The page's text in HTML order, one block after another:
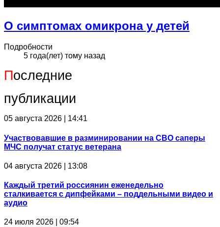
О симптомах омикрона у детей
Подробности
5 года(лет) тому назад
Последние
публикации
05 августа 2026 | 14:41
Участвовавшие в разминировании на СВО саперы
МЧС получат статус ветерана
04 августа 2026 | 13:08
Каждый третий россиянин еженедельно
сталкивается с дипфейками – поддельными видео и
аудио
24 июля 2026 | 09:54